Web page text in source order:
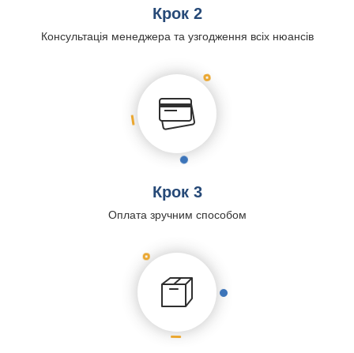
Крок 2
Консультація менеджера та узгодження всіх нюансів
Крок 3
Оплата зручним способом